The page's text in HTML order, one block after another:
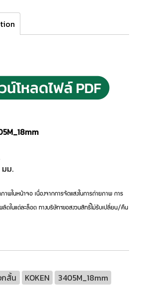
ม.
าพในหน้าจอ เนื่องจากการจัดแสงในการถ่ายภาพ การ
ลิตในแต่ละล็อต ทางบริษัทฯขอสงวนสิทธิ์ไม่รับเปลี่ยน/คืน
สั้น KOKEN 3405M_18mm